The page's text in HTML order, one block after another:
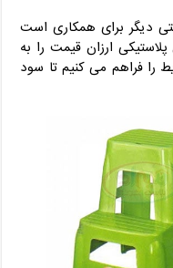
دیگر برای همکاری است
ارزان قیمت را به
را فراهم می کنیم تا سود